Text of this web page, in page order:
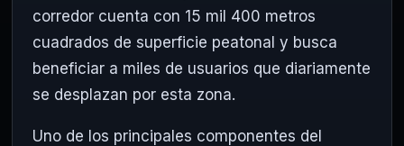
corredor cuenta con 15 mil 400 metros
cuadrados de superficie peatonal y busca
beneficiar a miles de usuarios que diariamente
se desplazan por esta zona.
Uno de los principales componentes del